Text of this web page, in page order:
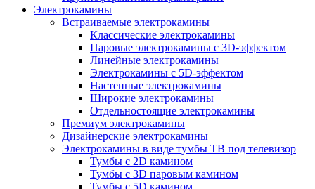
Электрокамины
Встраиваемые электрокамины
Классические электрокамины
Паровые электрокамины с 3D-эффектом
Линейные электрокамины
Электрокамины с 5D-эффектом
Настенные электрокамины
Широкие электрокамины
Отдельностоящие электрокамины
Премиум электрокамины
Дизайнерские электрокамины
Электрокамины в виде тумбы ТВ под телевизор
Тумбы с 2D камином
Тумбы с 3D паровым камином